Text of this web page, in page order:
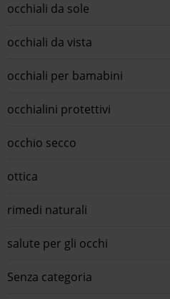
occhiali da sole
occhiali da vista
occhiali per bamabini
occhialini protettivi
occhio secco
ottica
rimedi naturali
salute per gli occhi
Senza categoria